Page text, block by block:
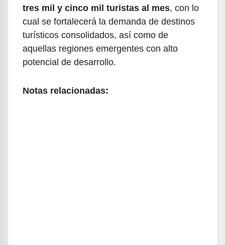
tres mil y cinco mil turistas al mes, con lo
cual se fortalecerá la demanda de destinos
turísticos consolidados, así como de
aquellas regiones emergentes con alto
potencial de desarrollo.
Notas relacionadas: